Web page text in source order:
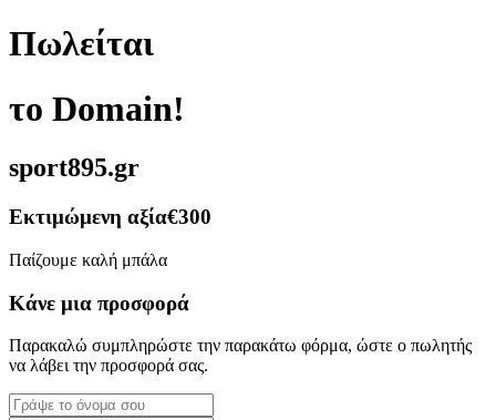
Πωλείται
το Domain!
sport895.gr
Εκτιμώμενη αξία€300
Παίζουμε καλή μπάλα
Κάνε μια προσφορά
Παρακαλώ συμπληρώστε την παρακάτω φόρμα, ώστε ο πωλητής
να λάβει την προσφορά σας.